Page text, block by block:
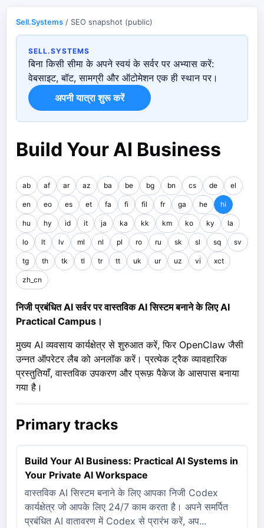
Sell.Systems / SEO snapshot (public)
SELL.SYSTEMS
बिना किसी सीमा के अपने स्वयं के सर्वर पर अभ्यास करें:
वेबसाइट, बॉट, सामग्री और ऑटोमेशन एक ही स्थान पर।
अपनी यात्रा शुरू करें
Build Your AI Business
ab af ar az ba be bg bn cs de el
en eo es et fa fi fil fr ga he hi
hu hy id it ja ka kk km ko ky la
lo lt lv ml nl pl ro ru sk sl sq sv
tg th tk tl tr tt uk ur uz vi xct
zh_cn
निजी प्रबंधित AI सर्वर पर वास्तविक AI सिस्टम बनाने के लिए AI
Practical Campus।
मुख्य AI व्यवसाय कार्यक्षेत्र से शुरुआत करें, फिर OpenClaw जैसी
उन्नत ऑपरेटर लैब को अनलॉक करें। प्रत्येक ट्रैक व्यावहारिक
प्रस्तुतियाँ, वास्तविक उपकरण और प्रूफ़ पैकेज के आसपास बनाया
गया है।
Primary tracks
Build Your AI Business: Practical AI Systems in
Your Private AI Workspace
वास्तविक AI सिस्टम बनाने के लिए आपका निजी Codex
कार्यक्षेत्र जो आपके लिए 24/7 काम करता है। अपने समर्पित
प्रबंधित AI वातावरण में Codex से प्रारंभ करें, अप...